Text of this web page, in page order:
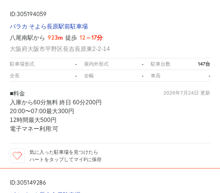
ID:305194059
パラカ そよら長原駅前駐車場
八尾南駅から 923m 徒歩 12～17分
大阪府大阪市平野区長吉長原東2-2-14
駐車場形式 - 屋内外形式 - 駐車台数 147台
全長 - 全幅 - 車高 -
2026年7月24日 更新
■料金
入庫から60分無料 終日 60分200円
20:00〜07:00最大300円
12時間最大500円
電子マネー利用:可
気に入った駐車場を見つけたら
ハートをタップしてマイPに保存
ID:305149286